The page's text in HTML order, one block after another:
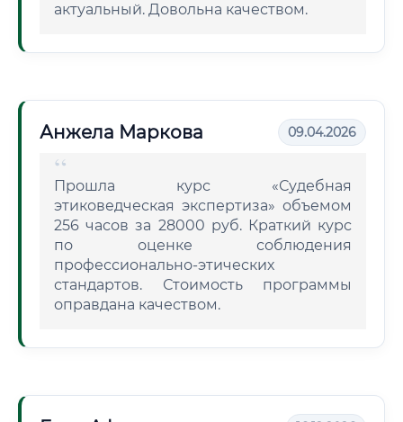
актуальный. Довольна качеством.
Анжела Маркова 09.04.2026
Прошла курс «Судебная
этиковедческая экспертиза» объемом
256 часов за 28000 руб. Краткий курс
по оценке соблюдения
профессионально-этических
стандартов. Стоимость программы
оправдана качеством.